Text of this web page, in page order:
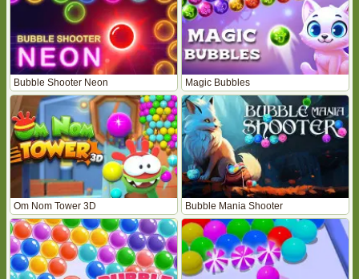
Bubble Shooter Neon Magic Bubbles
Om Nom Tower 3D Bubble Mania Shooter